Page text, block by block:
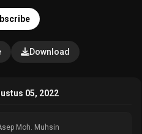
Download
05, 2022
Moh. Muhsin